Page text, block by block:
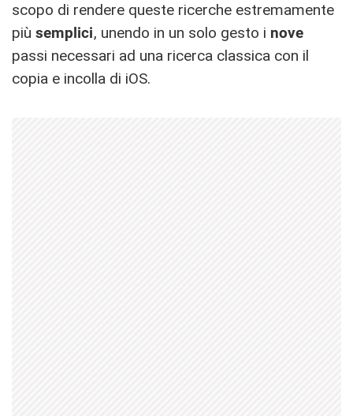
scopo di rendere queste ricerche estremamente
più semplici, unendo in un solo gesto i nove
passi necessari ad una ricerca classica con il
copia e incolla di iOS.